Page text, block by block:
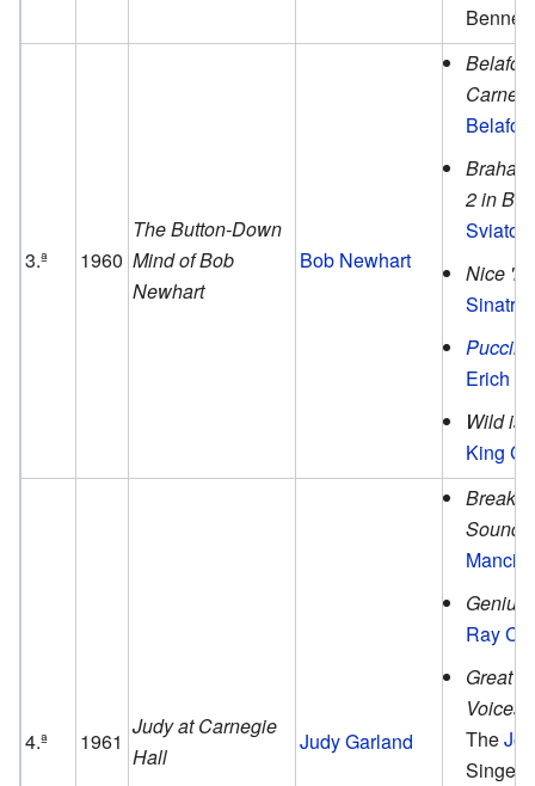
3.ª 1960
The Button-Down
Mind of Bob
Newhart
Bob Newhart
2 in B-
Nice 'n'
Sinatra
Erich
Wild is
King
4.ª 1961
Judy at Carnegie
Hall
Judy Garland
Mancini
Ray
Great
Voices
The